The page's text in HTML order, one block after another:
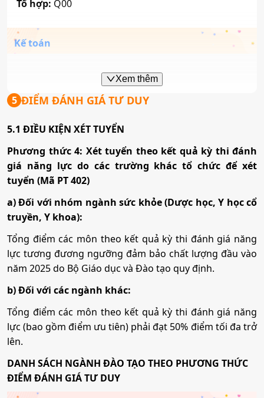
Tổ hợp: Q00
Kế toán
7340301
Tổ hợp:Q00
Công nghệ thông tin
Mã ngành:7480201
Tổ hợp:
Mã ngành:7720101
Tổ hợp:
Q00
Y học cổ truyền
Mã ngành:
7720115
Tổ hợp:Q00
Xem thêm
5 ĐIỂM ĐÁNH GIÁ TƯ DUY
5.1 ĐIỀU KIỆN XÉT TUYỂN
Phương thức 4: Xét tuyển theo kết quả kỳ thi đánh
giá năng lực do các trường khác tổ chức để xét
tuyển (Mã PT 402)
a) Đối với nhóm ngành sức khỏe (Dược học, Y học cổ
truyền, Y khoa):
Tổng điểm các môn theo kết quả kỳ thi đánh giá năng
lực tương đương ngưỡng đảm bảo chất lượng đầu vào
năm 2025 do Bộ Giáo dục và Đào tạo quy định.
b) Đối với các ngành khác:
Tổng điểm các môn theo kết quả kỳ thi đánh giá năng
lực (bao gồm điểm ưu tiên) phải đạt 50% điểm tối đa trở
lên.
DANH SÁCH NGÀNH ĐÀO TẠO THEO PHƯƠNG THỨC
ĐIỂM ĐÁNH GIÁ TƯ DUY